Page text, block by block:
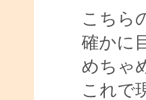
こちら
確かに
めちゃ
これで